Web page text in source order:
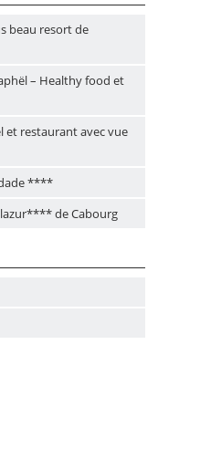
beau resort de
– Healthy food et
et restaurant avec vue
****
de Cabourg